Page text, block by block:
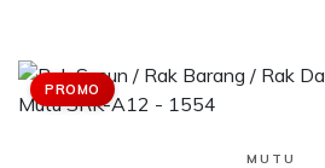
PROMO
LihatMUTU